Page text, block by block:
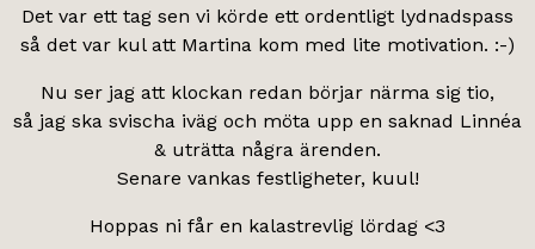
Det var ett tag sen vi körde ett ordentligt lydnadspass
så det var kul att Martina kom med lite motivation. :-)
Nu ser jag att klockan redan börjar närma sig tio,
så jag ska svischa iväg och möta upp en saknad Linnéa
& uträtta några ärenden.
Senare vankas festligheter, kuul!
Hoppas ni får en kalastrevlig lördag <3